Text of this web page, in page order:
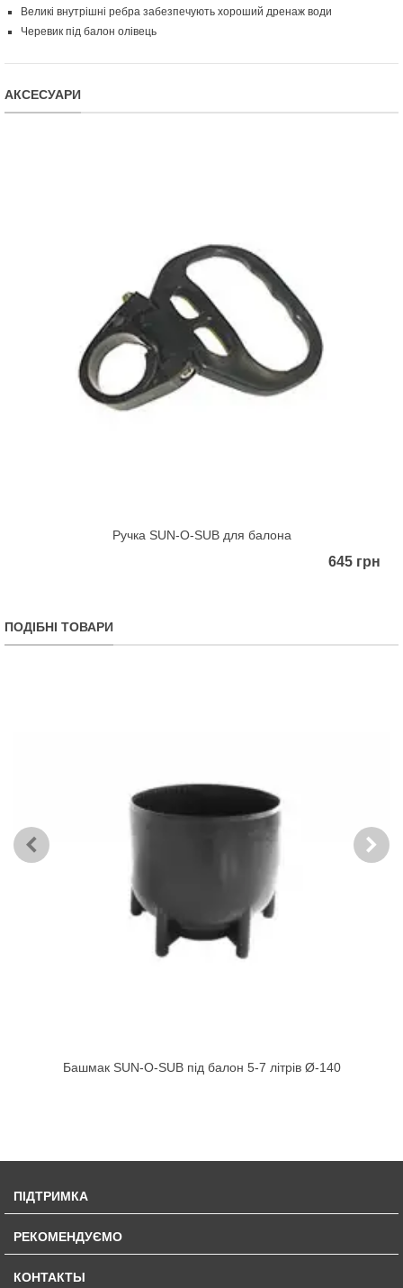
Великі внутрішні ребра забезпечують хороший дренаж води
Черевик під балон олівець
АКСЕСУАРИ
Ручка SUN-O-SUB для балона
645 грн
ПОДІБНІ ТОВАРИ
Башмак SUN-O-SUB під балон 5-7 літрів Ø-140
ПІДТРИМКА
РЕКОМЕНДУЄМО
КОНТАКТЫ